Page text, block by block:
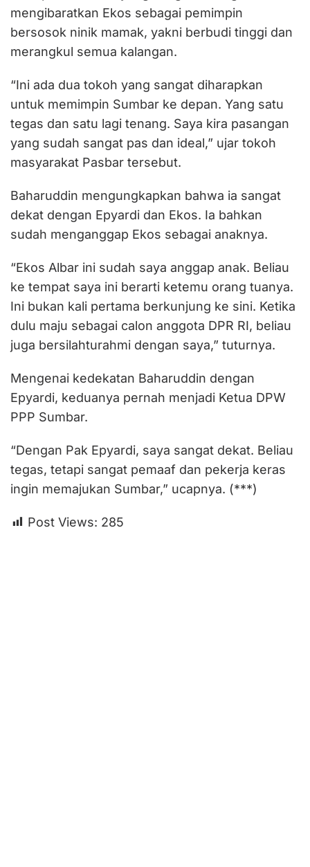
mengibaratkan Ekos sebagai pemimpin
bersosok ninik mamak, yakni berbudi tinggi dan
merangkul semua kalangan.
“Ini ada dua tokoh yang sangat diharapkan
untuk memimpin Sumbar ke depan. Yang satu
tegas dan satu lagi tenang. Saya kira pasangan
yang sudah sangat pas dan ideal,” ujar tokoh
masyarakat Pasbar tersebut.
Baharuddin mengungkapkan bahwa ia sangat
dekat dengan Epyardi dan Ekos. Ia bahkan
sudah menganggap Ekos sebagai anaknya.
“Ekos Albar ini sudah saya anggap anak. Beliau
ke tempat saya ini berarti ketemu orang tuanya.
Ini bukan kali pertama berkunjung ke sini. Ketika
dulu maju sebagai calon anggota DPR RI, beliau
juga bersilahturahmi dengan saya,” tuturnya.
Mengenai kedekatan Baharuddin dengan
Epyardi, keduanya pernah menjadi Ketua DPW
PPP Sumbar.
“Dengan Pak Epyardi, saya sangat dekat. Beliau
tegas, tetapi sangat pemaaf dan pekerja keras
ingin memajukan Sumbar,” ucapnya. (***)
Post Views: 285